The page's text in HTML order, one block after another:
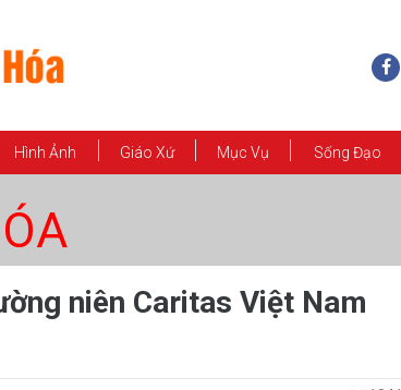
Hình Ảnh Giáo Xứ Mục Vụ Sống Đạo
niên Caritas Việt Nam